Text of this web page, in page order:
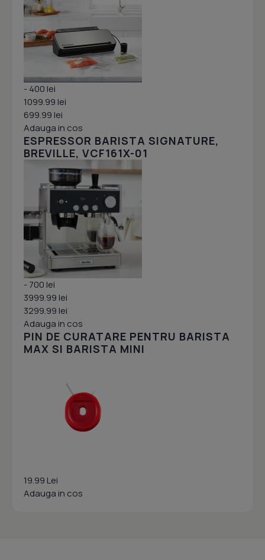
- 400 lei
1099.99 lei
699.99 lei
Adauga in cos
ESPRESSOR BARISTA SIGNATURE,
BREVILLE, VCF161X-01
- 700 lei
3999.99 lei
3299.99 lei
Adauga in cos
PIN DE CURATARE PENTRU BARISTA
MAX SI BARISTA MINI
19.99 Lei
Adauga in cos